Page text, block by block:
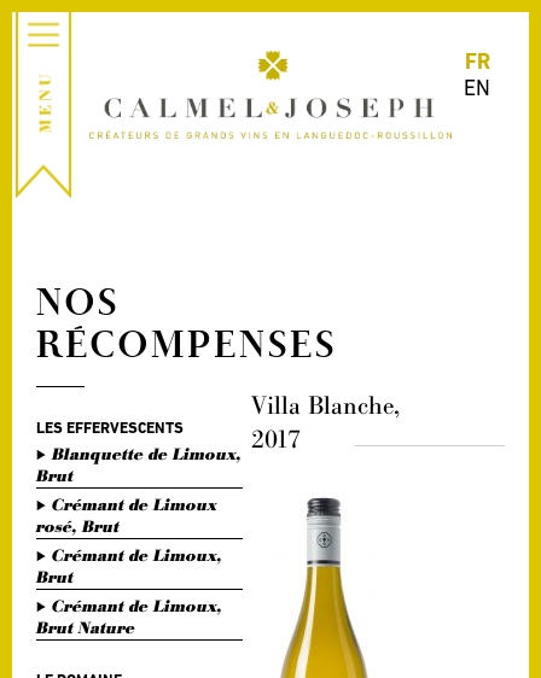
FR
EN
NOS
RÉCOMPENSES
LES EFFERVESCENTS
Blanquette de Limoux,
Brut
Crémant de Limoux
rosé, Brut
Crémant de Limoux,
Brut
Crémant de Limoux,
Brut Nature
Villa Blanche,
2017